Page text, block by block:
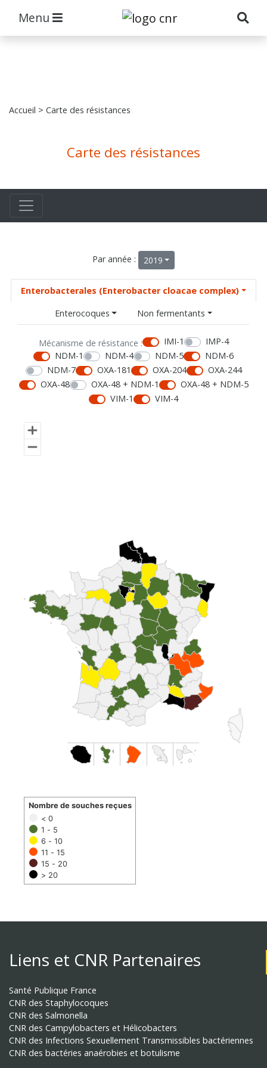
Menu
Accueil > Carte des résistances
Carte des résistances
Par année : 2019
Enterobacterales (Enterobacter cloacae complex)
Enterocoques
Non fermentants
Mécanisme de résistance : IMI-1
IMP-4
NDM-1
NDM-4 NDM-5
NDM-6
NDM-7
OXA-181 OXA-204
OXA-244
OXA-48
OXA-48 + NDM-1
OXA-48 + NDM-5
VIM-1
VIM-4
< 0
1 - 5
6 - 10
11 - 15
15 - 20
> 20
Nombre de souches reçues
Liens et CNR Partenaires
Santé Publique France
CNR des Staphylocoques
CNR des Salmonella
CNR des Campylobacters et Hélicobacters
CNR des Infections Sexuellement Transmissibles bactériennes
CNR des bactéries anaérobies et botulisme